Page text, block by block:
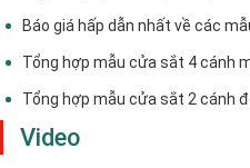
Báo giá hấp dẫn nhất về các
Tổng hợp mẫu cửa sắt 4 cánh
Tổng hợp mẫu cửa sắt 2 cánh
Video